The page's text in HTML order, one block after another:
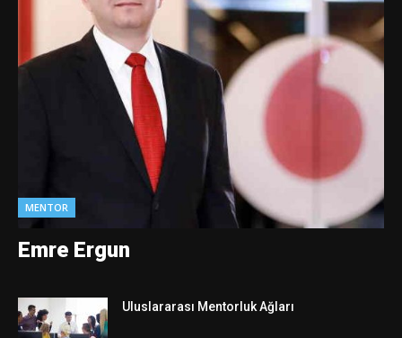
MENTOR
Emre Ergun
Uluslararası Mentorluk Ağları